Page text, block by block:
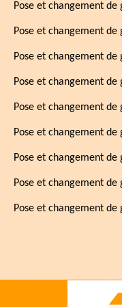
Pose et changement
Pose et changement
Pose et changement
Pose et changement
Pose et changement
Pose et changement
Pose et changement
Pose et changement
Pose et changement de